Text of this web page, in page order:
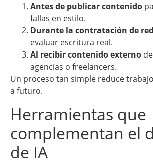
Antes de publicar contenido
fallas en estilo.
Durante la contratación de
evaluar escritura real.
Al recibir contenido externo
agencias o freelancers.
Un proceso tan simple reduce
a futuro.
Herramientas que
complementan el
de IA